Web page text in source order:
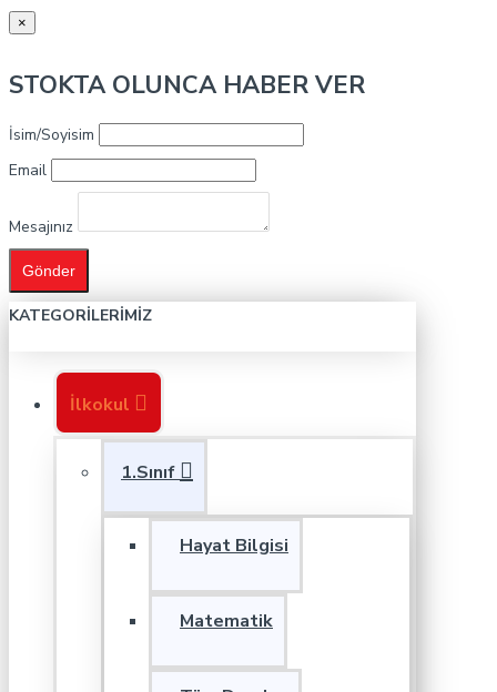
×
STOKTA OLUNCA HABER VER
İsim/Soyisim
Email
Mesajınız
Gönder
KATEGORILERIMIZ
İlkokul
1.Sınıf
Hayat Bilgisi
Matematik